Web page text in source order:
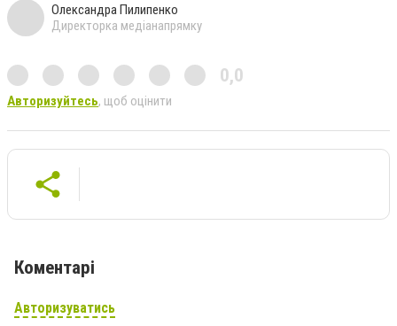
Олександра Пилипенко
Директорка медіанапрямку
0,0
Авторизуйтесь, щоб оцінити
Коментарі
Авторизуватись